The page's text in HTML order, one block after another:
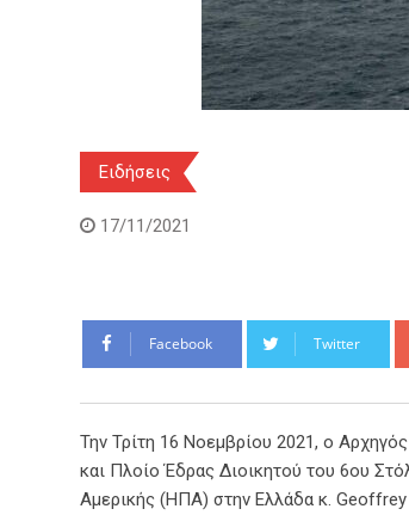
Ειδήσεις
17/11/2021
Facebook Twitter
Την Τρίτη 16 Νοεμβρίου 2021, ο
και Πλοίο Έδρας Διοικητού του 6ου
Αμερικής (ΗΠΑ) στην Ελλάδα κ.